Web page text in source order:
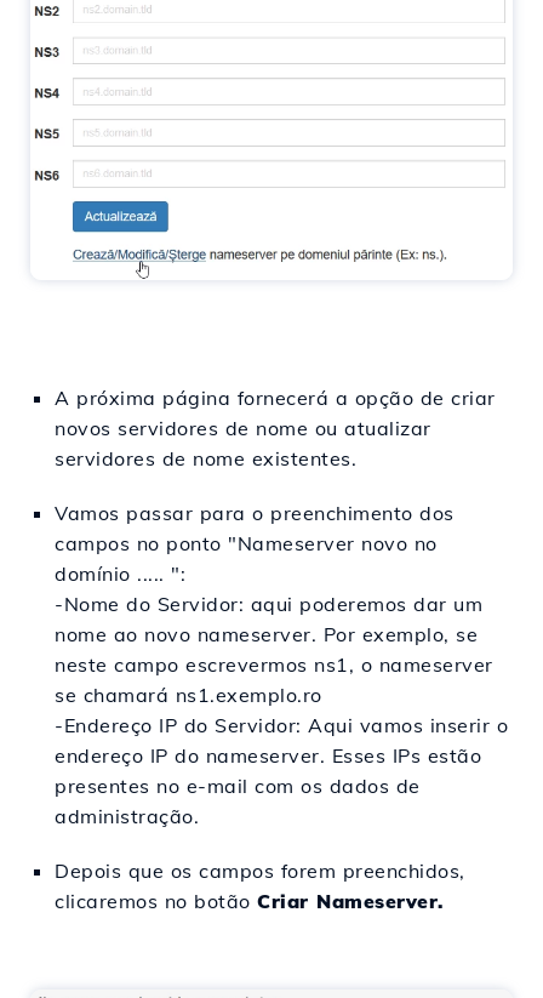
A próxima página fornecerá a opção de criar
novos servidores de nome ou atualizar
servidores de nome existentes.
Vamos passar para o preenchimento dos
campos no ponto "Nameserver novo no
domínio ..... ":
-Nome do Servidor: aqui poderemos dar um
nome ao novo nameserver. Por exemplo, se
neste campo escrevermos ns1, o nameserver
se chamará ns1.exemplo.ro
-Endereço IP do Servidor: Aqui vamos inserir o
endereço IP do nameserver. Esses IPs estão
presentes no e-mail com os dados de
administração.
Depois que os campos forem preenchidos,
clicaremos no botão Criar Nameserver.